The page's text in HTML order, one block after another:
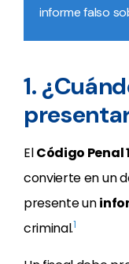
informe falso
1.
ElCódigo Penal
convierte en un
presente un
criminal.1